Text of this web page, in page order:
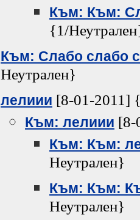
Към: Към:
{1/
Към: Слабо слабо
Неутрален}
лелиии [8-01-2011]
Към: лелиии [8-
Към: Към:
Неутрален}
Към: Към:
Неутрален}